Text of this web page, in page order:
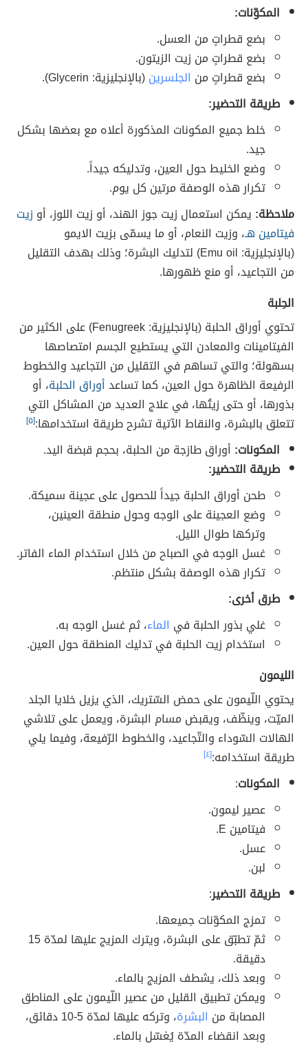
المكوّنات:
بضع قطراتٍ من العسل.
بضع قطراتٍ من زيت الزيتون.
بضع قطراتٍ من الجلسرين(بالإنجليزية: Glycerin).
طريقة التحضير:
خلط جميع المكونات المذكورة أعلاه مع بعضها بشكل
جيد.
وضع الخليط حول العين، وتدليكه جيداً.
تكرار هذه الوصفة مرتين كل يوم.
ملاحظة: يمكن استعمال زيت جوز الهند، أو زيت اللوز، أو زيت
فيتامين هـ، وزيت النعام، أو ما يسمّى بزيت الايمو
(بالإنجليزية: Emu oil) لتدليك البشرة؛ وذلك بهدف التقليل
من التجاعيد، أو منع ظهورها.
الحِلبة
تحتوي أوراق الحلبة (بالإنجليزية: Fenugreek) على الكثير من
الفيتامينات والمعادن التي يستطيع الجسم امتصاصها
بسهولة؛ والتي تساهم في التقليل من التجاعيد والخطوط
الرفيعة الظاهرة حول العين، كما تساعدأوراق الحلبة، أو
بذورها، أو حتى زيتُها، في علاج العديد من المشاكل التي
تتعلق بالبشرة، والنقاط الآتية تشرح طريقة استخدامها:[٥]
المكونات: أوراق طازجة من الحلبة، بحجم قبضة اليد.
طريقة التحضير:
طحن أوراق الحلبة جيداً للحصول على عجينة سميكة.
وضع العجينة على الوجه وحول منطقة العينين،
وتركها طوال الليل.
غسل الوجه في الصباح من خلال استخدام الماء الفاتر.
تكرار هذه الوصفة بشكل منتظم.
طرق أخرى:
غلي بذور الحلبة في الماء، ثم غسل الوجه به.
استخدام زيت الحلبة في تدليك المنطقة حول العين.
الليمون
يحتوي اللّيمون على حمض السّتريك، الذي يزيل خلايا الجلد
الميّت، وينظّف، ويقبض مسام البشرة، ويعمل على تلاشي
الهالات السّوداء والتّجاعيد، والخطوط الرّفيعة، وفيما يلي
طريقة استخدامه:[٤]
المكونات:
عصير ليمون.
فيتامين E.
عسل.
لبن.
طريقة التحضير:
تمزج المكوّنات جميعها.
ثمّ تطبّق على البشرة، ويترك المزيج عليها لمدّة 15
دقيقة.
وبعد ذلك، يشطف المزيج بالماء.
ويمكن تطبيق القليل من عصير اللّيمون على المناطق
المصابة من البشرة
، وتركه عليها لمدّة 5-10 دقائق،
وبعد انقضاء المدّة يُغسّل بالماء.